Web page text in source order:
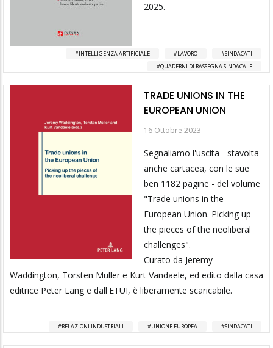
2025.
INTELLIGENZA ARTIFICIALE LAVORO
SINDACATI
QUADERNI DI RASSEGNA SINDACALE
TRADE UNIONS IN THE
EUROPEAN UNION
16 Ottobre 2023
Segnaliamo l'uscita - stavolta
anche cartacea, con le sue
ben 1182 pagine - del volume
"Trade unions in the
European Union. Picking up
the pieces of the neoliberal
challenges".
Curato da Jeremy
Waddington, Torsten Muller e Kurt Vandaele, ed edito dalla casa
editrice Peter Lang e dall'ETUI, è liberamente scaricabile.
RELAZIONI INDUSTRIALI UNIONE EUROPEA SINDACATI